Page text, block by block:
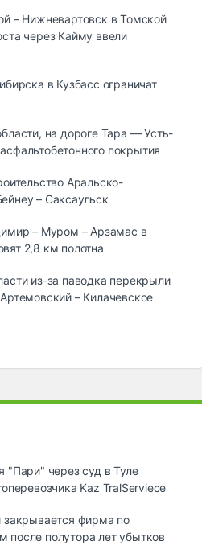
– Нижневартовск в Томской
через Кайму ввели
в Кузбасс ограничат
на дороге Тара — Усть-
покрытия
Аральско-
– Саксаульск
– Муром – Арзамас в
2,8 км полотна
из-за паводка перекрыли
– Килачевское
"Пари" через суд в Туле
Kaz TralServiece
закрывается фирма по
после полутора лет убытков